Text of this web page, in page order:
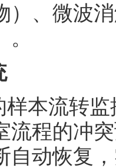
）、微波
样本流转
流程的冲
自动恢复